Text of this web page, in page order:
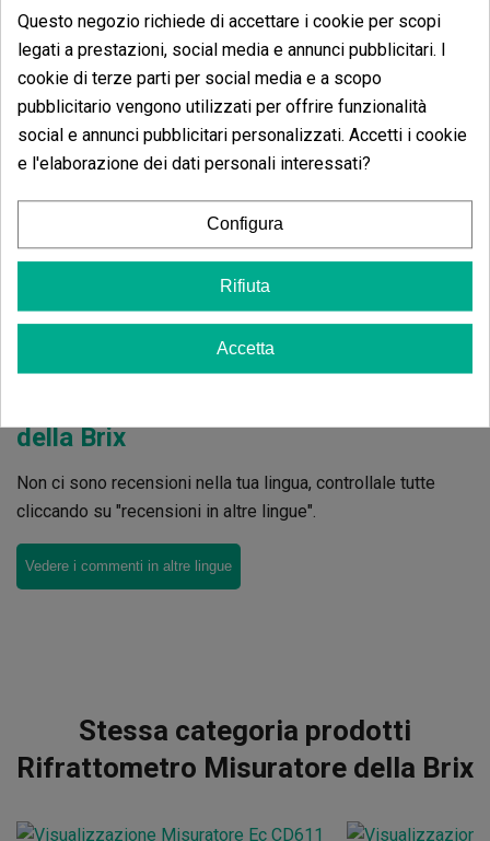
4 estrelle
0.00%
3 estrelle
2 estrelle
0.00%
1 estrelle
0.00%
Scrivi il tuo commento
10 Valutazioni globali
Ordina per:
della Brix
Non ci sono recensioni nella tua lingua, controllale tutte
cliccando su "recensioni in altre lingue".
Vedere i commenti in altre lingue
Stessa categoria prodotti
Rifrattometro Misuratore della Brix
Questo negozio richiede di accettare i cookie per scopi
legati a prestazioni, social media e annunci pubblicitari. I
cookie di terze parti per social media e a scopo
pubblicitario vengono utilizzati per offrire funzionalità
social e annunci pubblicitari personalizzati. Accetti i cookie
e l'elaborazione dei dati personali interessati?
Configura
Rifiuta
Accetta